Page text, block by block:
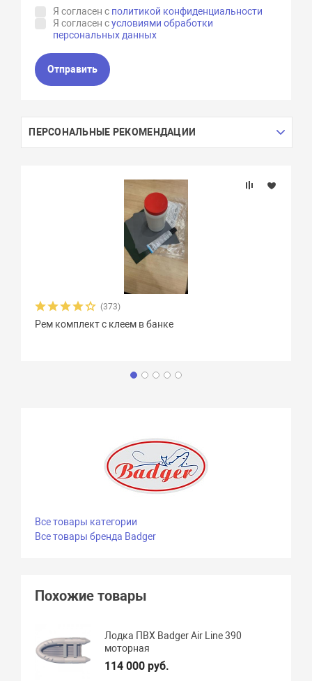
Я согласен с политикой конфиденциальности
Я согласен сусловиями обработки
персональных данных
Отправить
ПЕРСОНАЛЬНЫЕ РЕКОМЕНДАЦИИ
(373)
Рем комплект с клеем в банке
Все товары категории
Все товары бренда Badger
Похожие товары
Лодка ПВХ Badger Air Line 390
моторная
114 000 руб.